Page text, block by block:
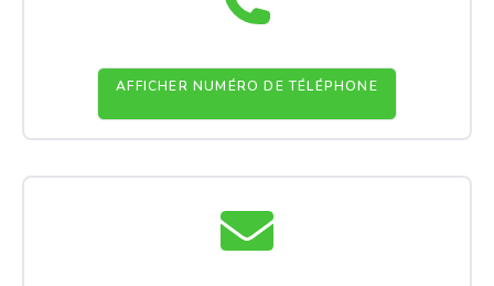
AFFICHER NUMÉRO DE TÉLÉPHONE